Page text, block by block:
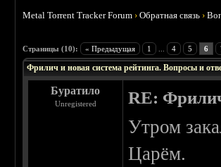
Metal Torrent Tracker Forum ›Обратная связь ›
Страницы (10): « Предыдущая 1 4 5 6
Фрилич и новая система рейтинга. Вопросы и
Буратило
Unregistered RE:
Утром
Царём.